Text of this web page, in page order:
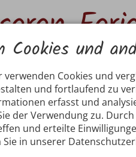
Cookies und
Cookies und
und fortlaufend zu
erfasst und
der Verwendung zu.
und erteilte
in unserer